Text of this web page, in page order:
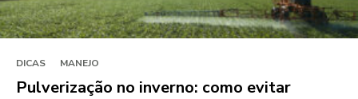
DICAS MANEJO
Pulverização no inverno: como evitar